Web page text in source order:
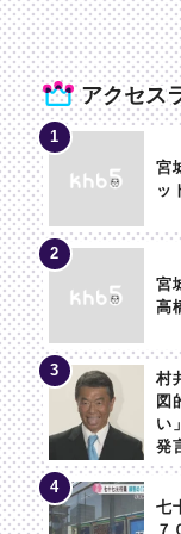
アクセス
宮
ッ
宮
高
村
図
い
発
七
７